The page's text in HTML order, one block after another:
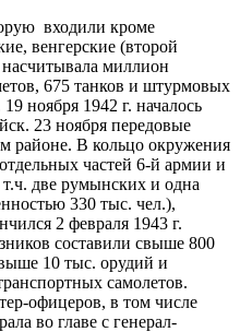
входили кроме
венгерские (второй
миллион
675 танков и штурмовых
ноября 1942 г. началось
23 ноября передовые
районе. В кольцо окружения
частей 6-й армии и
две румынских и одна
330 тыс. чел.),
2 февраля 1943 г.
составили свыше 800
10 тыс. орудий и
самолетов.
офицеров, в том числе
во главе с генерал-